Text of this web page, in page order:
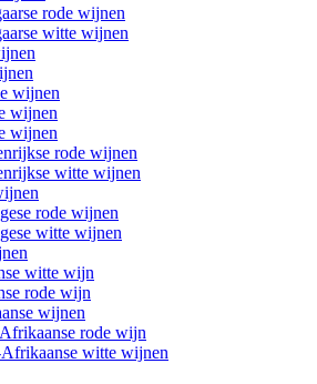
rode wijnen
witte wijnen
wijnen
wijnen
wijnen
rode wijnen
witte wijnen
rode wijnen
witte wijnen
witte wijn
rode wijn
wijnen
rode wijn
witte wijnen